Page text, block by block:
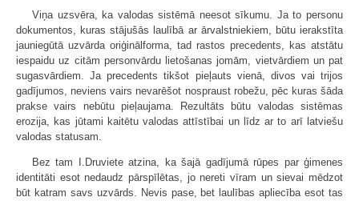
Viņa uzsvēra, ka valodas sistēmā neesot sīkumu. Ja to personu
dokumentos, kuras stājušās laulībā ar ārvalstniekiem, būtu ierakstīta
jauniegūtā uzvārda oriģinālforma, tad rastos precedents, kas atstātu
iespaidu uz citām personvārdu lietošanas jomām, vietvārdiem un pat
sugasvārdiem. Ja precedents tikšot pieļauts vienā, divos vai trijos
gadījumos, neviens vairs nevarēšot nospraust robežu, pēc kuras šāda
prakse vairs nebūtu pieļaujama. Rezultāts būtu valodas sistēmas
erozija, kas jūtami kaitētu valodas attīstībai un līdz ar to arī latviešu
valodas statusam.
Bez tam I.Druviete atzina, ka šajā gadījumā rūpes par ģimenes
identitāti esot nedaudz pārspīlētas, jo nereti vīram un sievai mēdzot
būt katram savs uzvārds. Nevis pase, bet laulības apliecība esot tas